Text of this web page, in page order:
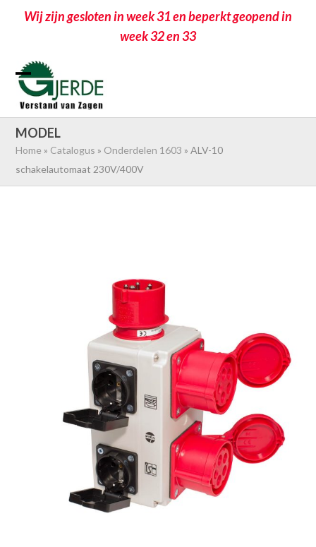
Wij zijn gesloten in week 31 en beperkt geopend in
week 32 en 33
content
Open
mobile
menu
Close
mobile
menu
MODEL
Home » Catalogus » Onderdelen 1603 »ALV-10
schakelautomaat 230V/400V